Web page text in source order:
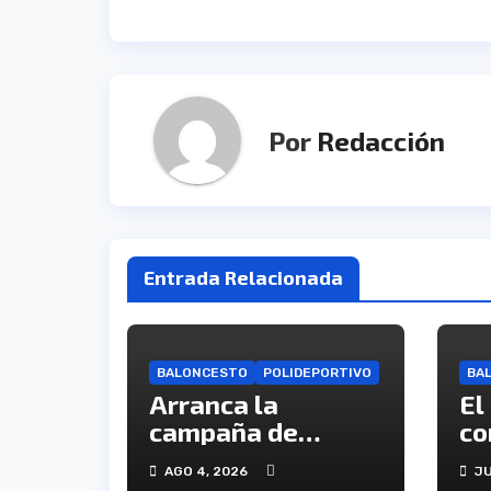
Por Redacción
Entrada Relacionada
BALONCESTO POLIDEPORTIVO
Arranca la
campaña de
abonados del C.B.
AGO 4, 2026
El